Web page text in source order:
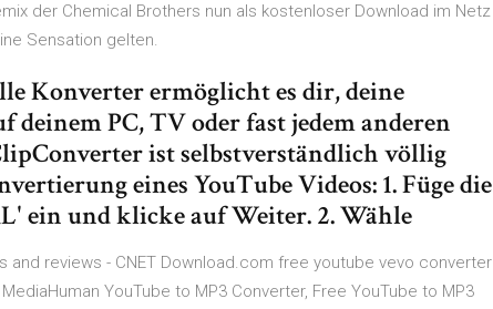
der Chemical Brothers nun als kostenloser Download im Netz
Sensation gelten.
Konverter ermöglicht es dir, deine
deinem PC, TV oder fast jedem anderen
ist selbstverständlich völlig
eines YouTube Videos: 1. Füge die
ein und klicke auf Weiter. 2. Wähle
and reviews - CNET Download.com free youtube vevo converter
YouTube to MP3 Converter, Free YouTube to MP3